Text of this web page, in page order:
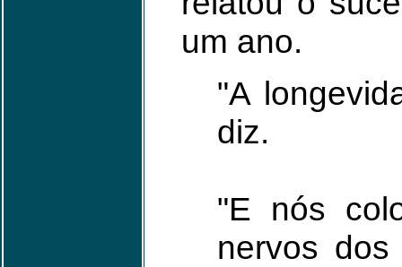
um ano.
"A
diz.
"E nós
nervos